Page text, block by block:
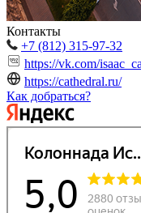
Контакты
+7 (812) 315-97-32
https://vk.com/
https://cathedral.ru/
Как добраться?